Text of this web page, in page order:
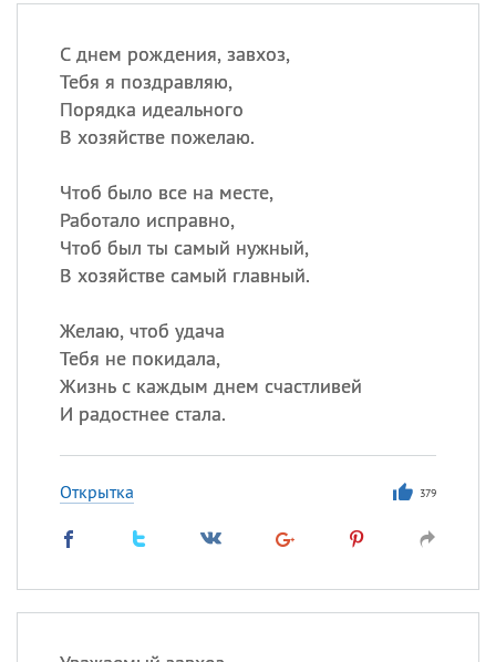
С днем рождения, завхоз,
Тебя я поздравляю,
Порядка идеального
В хозяйстве пожелаю.
Чтоб было все на месте,
Работало исправно,
Чтоб был ты самый нужный,
В хозяйстве самый главный.
Желаю, чтоб удача
Тебя не покидала,
Жизнь с каждым днем счастливей
И радостнее стала.
Открытка 379